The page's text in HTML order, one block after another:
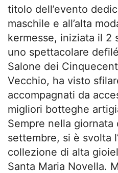
titolo dell’evento
maschile e all’alta
kermesse, iniziata il 2
uno spettacolare
Salone dei
Vecchio, ha visto
accompagnati da
migliori botteghe
Sempre nella giornata
settembre, si è svolta
collezione di alta
Santa Maria Novella.